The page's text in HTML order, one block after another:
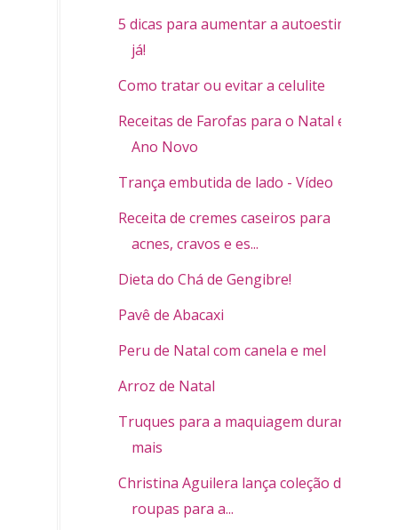
5 dicas para aumentar a autoestima
já!
Como tratar ou evitar a celulite
Receitas de Farofas para o Natal e
Ano Novo
Trança embutida de lado - Vídeo
Receita de cremes caseiros para
acnes, cravos e es...
Dieta do Chá de Gengibre!
Pavê de Abacaxi
Peru de Natal com canela e mel
Arroz de Natal
Truques para a maquiagem durar
mais
Christina Aguilera lança coleção de
roupas para a...